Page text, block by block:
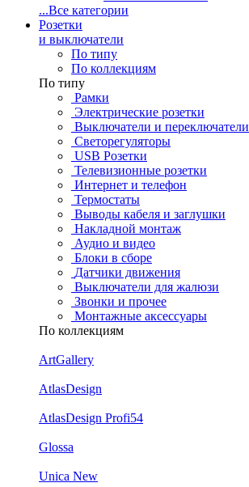
...Все категории
Розетки
и выключатели
По типу
По коллекциям
По типу
Рамки
Электрические розетки
Выключатели и переключатели
Светорегуляторы
USB Розетки
Телевизионные розетки
Интернет и телефон
Термостаты
Выводы кабеля и заглушки
Накладной монтаж
Аудио и видео
Блоки в сборе
Датчики движения
Выключатели для жалюзи
Звонки и прочее
Монтажные аксессуары
По коллекциям
ArtGallery
AtlasDesign
AtlasDesign Profi54
Glossa
Unica New